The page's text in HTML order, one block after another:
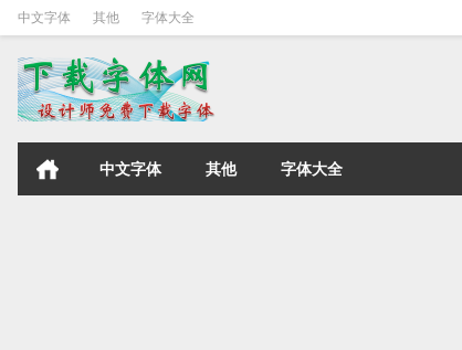
中文字体 其他 字体大全
中文字体 其他 字体大全